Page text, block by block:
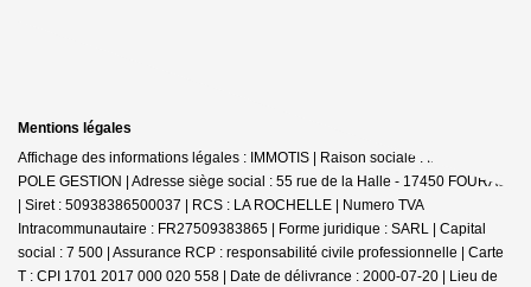
Mentions légales
Affichage des informations légales : IMMOTIS | Raison sociale : IMMOTIS
POLE GESTION | Adresse siège social : 55 rue de la Halle - 17450 FOURAS
| Siret : 50938386500037 | RCS : LA ROCHELLE | Numero TVA
Intracommunautaire : FR27509383865 | Forme juridique : SARL | Capital
social : 7 500 | Assurance RCP : responsabilité civile professionnelle | Carte
T : CPI 1701 2017 000 020 558 | Date de délivrance : 2000-07-20 | Lieu de